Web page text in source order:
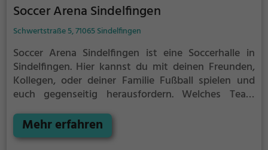
Soccer Arena Sindelfingen
Schwertstraße 5, 71065 Sindelfingen
Soccer Arena Sindelfingen ist eine Soccerhalle in
Sindelfingen. Hier kannst du mit deinen Freunden,
Kollegen, oder deiner Familie Fußball spielen und
euch gegenseitig herausfordern. Welches Team
besonders gut für einen Kindergeburtstag, ein
Teamevent, eine Firmenfeier oder einen
Mehr erfahren